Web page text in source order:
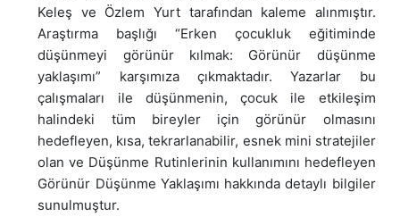
Keleş ve Özlem Yurt tarafından kaleme alınmıştır.
Araştırma başlığı “Erken çocukluk eğitiminde
düşünmeyi görünür kılmak: Görünür düşünme
yaklaşımı” karşımıza çıkmaktadır. Yazarlar bu
çalışmaları ile düşünmenin, çocuk ile etkileşim
halindeki tüm bireyler için görünür olmasını
hedefleyen, kısa, tekrarlanabilir, esnek mini stratejiler
olan ve Düşünme Rutinlerinin kullanımını hedefleyen
Görünür Düşünme Yaklaşımı hakkında detaylı bilgiler
sunulmuştur.